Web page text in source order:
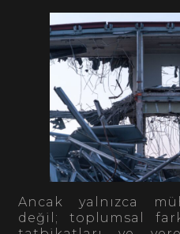
Ancak yalnızca
değil; toplumsal